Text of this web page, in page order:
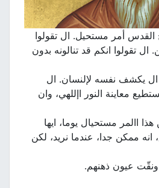
أمر مستحيل. ال تقولوا
تقولوا انكم قد تنالونه بدون
يكشف نفسه لإلنسان. ال
معاينة النور اإللهي، وان
االمر مستحيال يوما، ايها
ممكن جدا، عندما نريد، لكن
عيون ذهنهم.